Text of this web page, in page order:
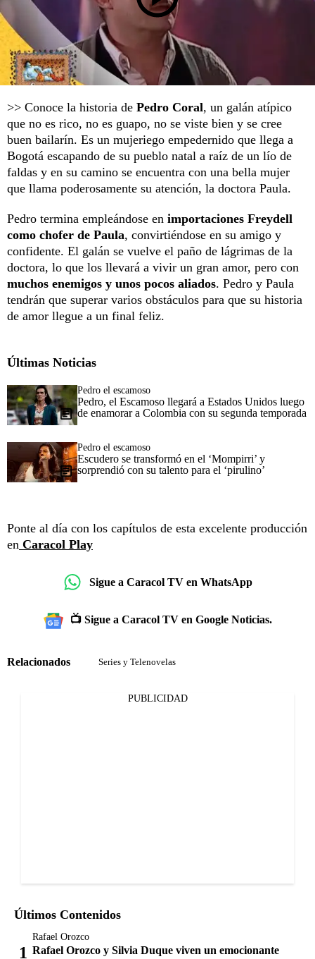
>> Conoce la historia de Pedro Coral, un galán atípico
que no es rico, no es guapo, no se viste bien y se cree
buen bailarín. Es un mujeriego empedernido que llega a
Bogotá escapando de su pueblo natal a raíz de un lío de
faldas y en su camino se encuentra con una bella mujer
que llama poderosamente su atención, la doctora Paula.
Pedro termina empleándose en importaciones Freydell
como chofer de Paula, convirtiéndose en su amigo y
confidente. El galán se vuelve el paño de lágrimas de la
doctora, lo que los llevará a vivir un gran amor, pero con
muchos enemigos y unos pocos aliados. Pedro y Paula
tendrán que superar varios obstáculos para que su historia
de amor llegue a un final feliz.
Últimas Noticias
Pedro el escamoso
Pedro, el Escamoso llegará a Estados Unidos luego
de enamorar a Colombia con su segunda temporada
Pedro el escamoso
Escudero se transformó en el ‘Mompirri’ y
sorprendió con su talento para el ‘pirulino’
Ponte al día con los capítulos de esta excelente producción
en Caracol Play
Sigue a Caracol TV en WhatsApp
📺 Sigue a Caracol TV en Google Noticias.
Relacionados Series y Telenovelas
PUBLICIDAD
Últimos Contenidos
Rafael Orozco
Rafael Orozco y Silvia Duque viven un emocionante